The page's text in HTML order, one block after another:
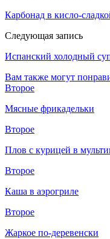
Карбонад в кисло-
Следующая запись
Испанский холодный
Вам также могут
Второе
Мясные фрикадельки
Второе
Плов с курицей в
Второе
Каша в аэрогриле
Второе
Жаркое по-деревенски